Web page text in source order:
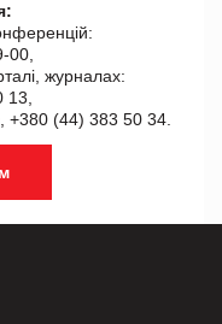
00,
журналах:
13,
+380 (44) 383 50 34.